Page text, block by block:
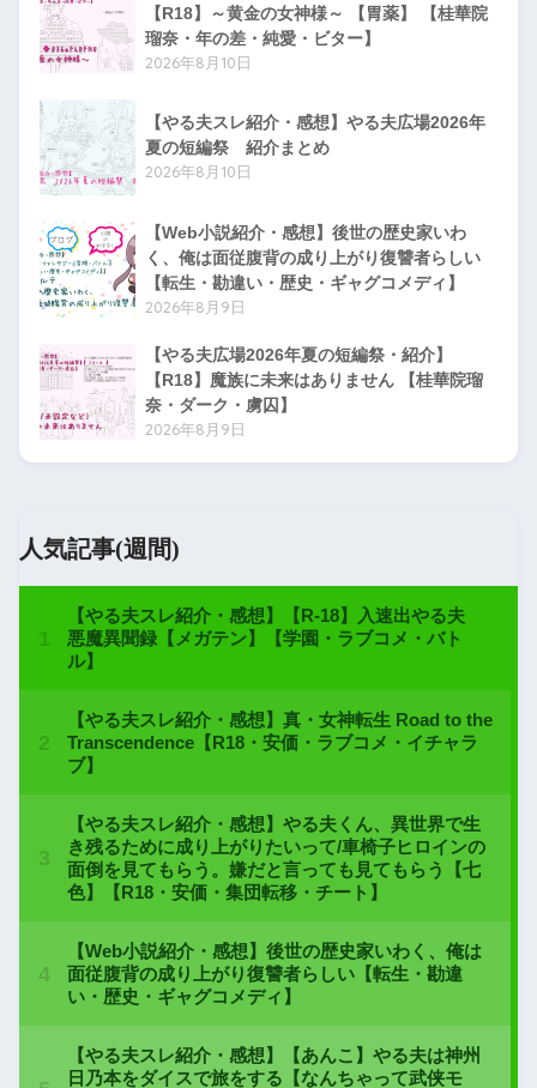
【R18】～黄金の女神様～ 【胃薬】 【桂華院
瑠奈・年の差・純愛・ビター】
2026年8月10日
【やる夫スレ紹介・感想】やる夫広場2026年
夏の短編祭 紹介まとめ
2026年8月10日
【Web小説紹介・感想】後世の歴史家いわ
く、俺は面従腹背の成り上がり復讐者らしい
【転生・勘違い・歴史・ギャグコメディ】
2026年8月9日
【やる夫広場2026年夏の短編祭・紹介】
【R18】魔族に未来はありません 【桂華院瑠
奈・ダーク・虜囚】
2026年8月9日
人気記事(週間)